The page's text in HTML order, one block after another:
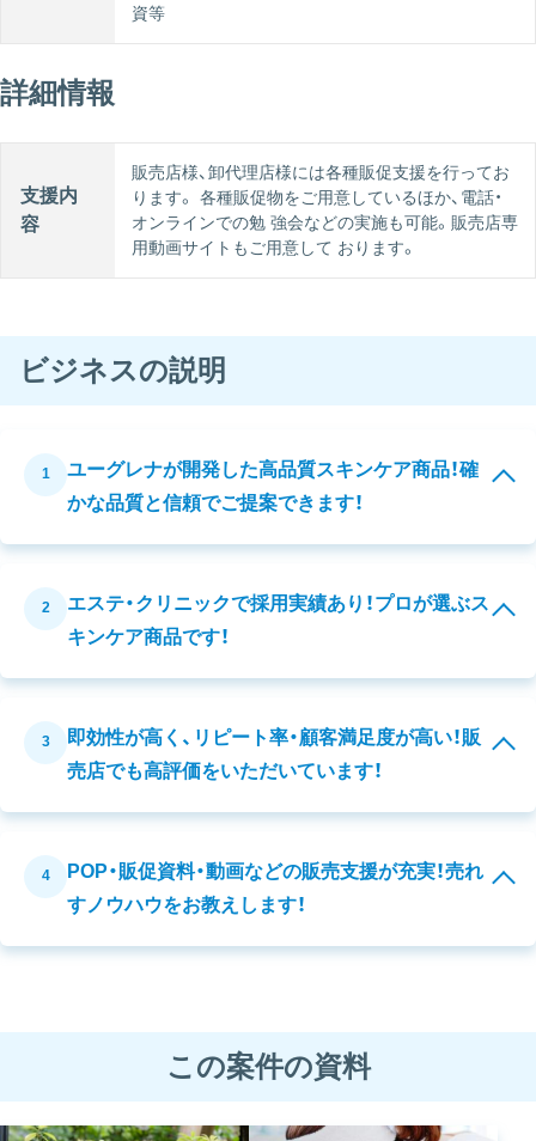
資等
詳細情報
支援内
容
販売店様、卸代理店様には各種販促支援を行ってお
ります。 各種販促物をご用意しているほか、電話・
オンラインでの勉 強会などの実施も可能。販売店専
用動画サイトもご用意して おります。
ビジネスの説明
1
ユーグレナが開発した高品質スキンケア商品！確
かな品質と信頼でご提案できます！
2
エステ・クリニックで採用実績あり！プロが選ぶス
キンケア商品です！
3
即効性が高く、リピート率・顧客満足度が高い！販
売店でも高評価をいただいています！
4
POP・販促資料・動画などの販売支援が充実！売れ
すノウハウをお教えします！
この案件の資料